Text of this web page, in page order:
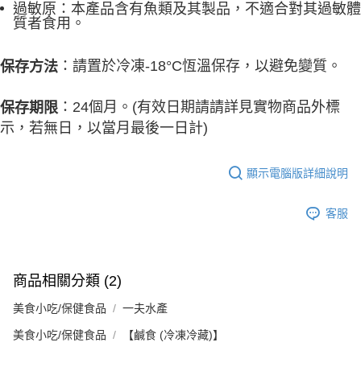
過敏原：本產品含有魚類及其製品，不適合對其過敏體
質者食用。
保存方法 ：請置於冷凍-18°C恆溫保存，以避免變質。
保存期限 ：24個月。(有效日期請請詳見實物商品外標
示，若無日，以當月最後一日計)
顯示電腦版詳細說明
客服
商品相關分類 (2)
美食小吃/保健食品 一夫水產
美食小吃/保健食品 【鹹食 (冷凍冷藏)】